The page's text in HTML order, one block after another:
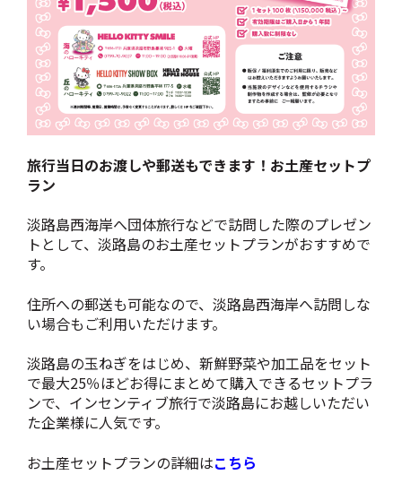
旅行当日のお渡しや郵送もできます！お土産セットプ
ラン
淡路島西海岸へ団体旅行などで訪問した際のプレゼン
トとして、淡路島のお土産セットプランがおすすめで
す。
住所への郵送も可能なので、淡路島西海岸へ訪問しな
い場合もご利用いただけます。
淡路島の玉ねぎをはじめ、新鮮野菜や加工品をセット
で最大25％ほどお得にまとめて購入できるセットプラ
ンで、インセンティブ旅行で淡路島にお越しいただい
た企業様に人気です。
お土産セットプランの詳細はこちら